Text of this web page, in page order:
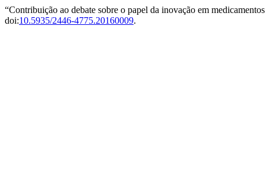
“Contribuição ao debate sobre o papel da inovação em
doi:10.5935/2446-4775.20160009.